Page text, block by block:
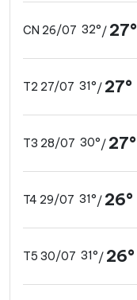
CN 26/07 32°/ 27°
T2 27/07 31°/ 27°
T3 28/07 30°/ 27°
T4 29/07 31°/ 26°
T5 30/07 31°/ 26°